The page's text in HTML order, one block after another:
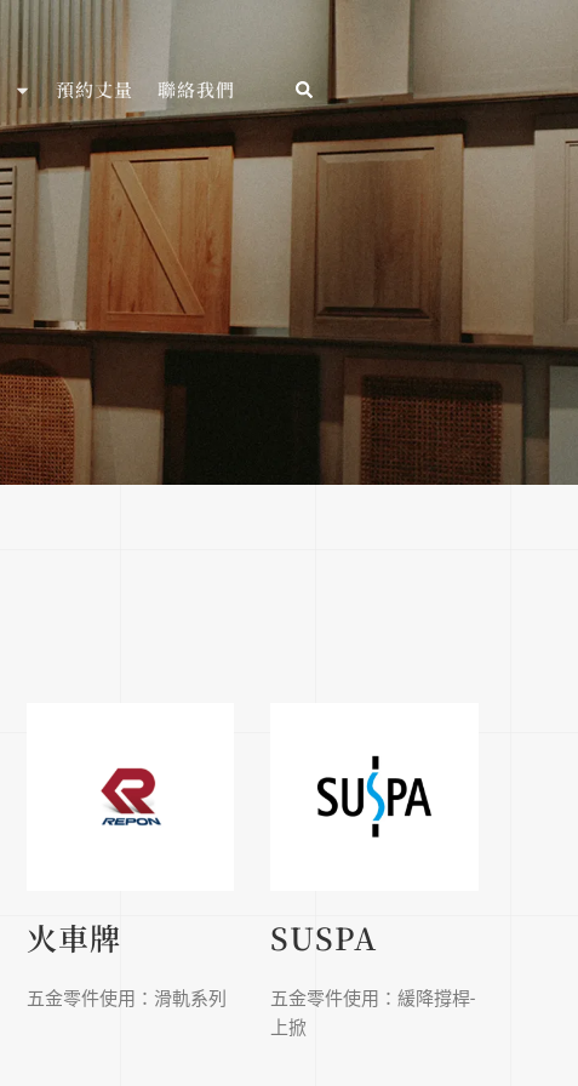
預約丈量 聯絡我們
火車牌
五金零件使用：滑軌系列
SUSPA
五金零件使用：緩降撐桿-
上掀